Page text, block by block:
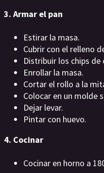
3. Armar el pan
Estirar la masa.
Cubrir con el relleno
Distribuir los chips de
Enrollar la masa.
Cortar el rollo a la
Colocar en un molde
Dejar levar.
Pintar con huevo.
4. Cocinar
Cocinar en horno a